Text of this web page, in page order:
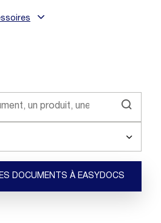
DOCUMENTS À EASYDOCS